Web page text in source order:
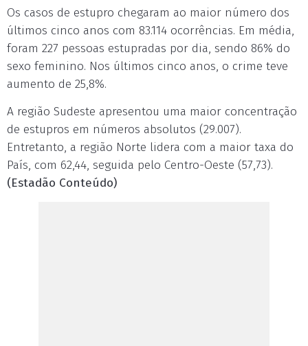
Os casos de estupro chegaram ao maior número dos
últimos cinco anos com 83.114 ocorrências. Em média,
foram 227 pessoas estupradas por dia, sendo 86% do
sexo feminino. Nos últimos cinco anos, o crime teve
aumento de 25,8%.
A região Sudeste apresentou uma maior concentração
de estupros em números absolutos (29.007).
Entretanto, a região Norte lidera com a maior taxa do
País, com 62,44, seguida pelo Centro-Oeste (57,73).
(Estadão Conteúdo)